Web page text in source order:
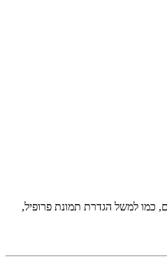
כמו למשל הגדרת תמונת פרופיל,